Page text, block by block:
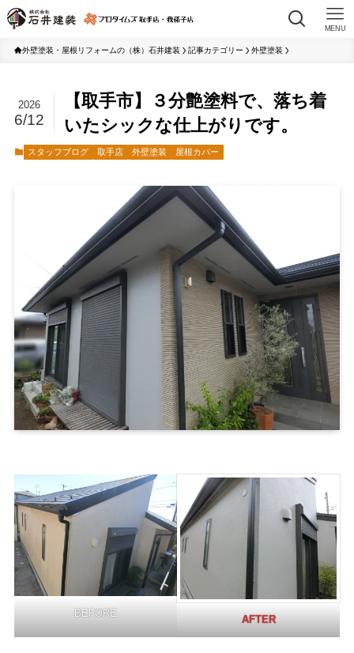
MENU
外壁塗装・屋根リフォームの（株）石井建装 記事カテゴリー 外壁塗装
【取手市】３分艶塗料で、落ち着
いたシックな仕上がりです。
2026
6/12
スタッフブログ 取手店 外壁塗装 屋根カバー
BEFORE
AFTER